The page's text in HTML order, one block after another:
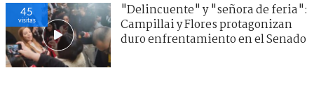
45
visitas
"Delincuente" y "señora de feria":
Campillai y Flores protagonizan
duro enfrentamiento en el Senado